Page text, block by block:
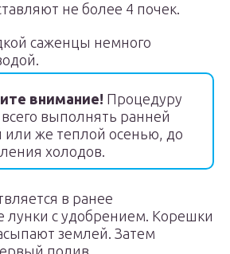
не более 4 почек.
саженцы немного
внимание! Процедуру
выполнять ранней
или же теплой осенью, до
холодов.
в ранее
лунки с удобрением. Корешки
землей. Затем
полив.